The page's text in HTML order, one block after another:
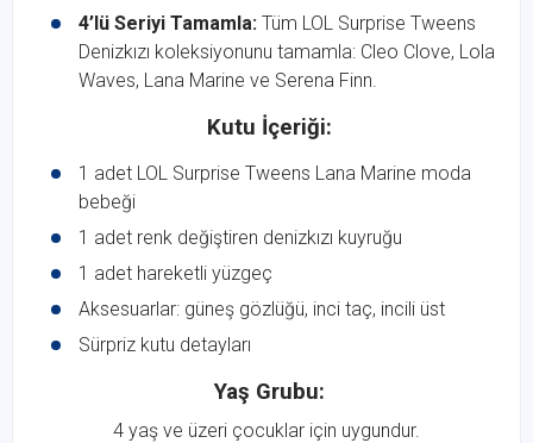
4’lü Seriyi Tamamla: Tüm LOL Surprise Tweens
Denizkızı koleksiyonunu tamamla: Cleo Clove, Lola
Waves, Lana Marine ve Serena Finn.
Kutu İçeriği:
1 adet LOL Surprise Tweens Lana Marine moda
bebeği
1 adet renk değiştiren denizkızı kuyruğu
1 adet hareketli yüzgeç
Aksesuarlar: güneş gözlüğü, inci taç, incili üst
Sürpriz kutu detayları
Yaş Grubu:
4 yaş ve üzeri çocuklar için uygundur.